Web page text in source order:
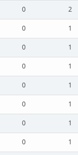
0
2
0
1
0
1
0
1
0
1
0
1
0
1
0
1